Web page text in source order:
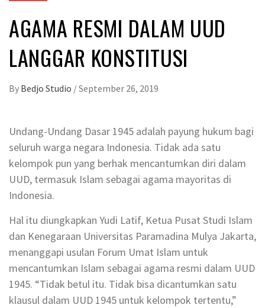
AGAMA RESMI DALAM UUD
LANGGAR KONSTITUSI
By Bedjo Studio /September 26, 2019
Undang-Undang Dasar 1945 adalah payung hukum bagi
seluruh warga negara Indonesia. Tidak ada satu
kelompok pun yang berhak mencantumkan diri dalam
UUD, termasuk Islam sebagai agama mayoritas di
Indonesia.
Hal itu diungkapkan Yudi Latif, Ketua Pusat Studi Islam
dan Kenegaraan Universitas Paramadina Mulya Jakarta,
menanggapi usulan Forum Umat Islam untuk
mencantumkan Islam sebagai agama resmi dalam UUD
1945. “Tidak betul itu. Tidak bisa dicantumkan satu
klausul dalam UUD 1945 untuk kelompok tertentu,”